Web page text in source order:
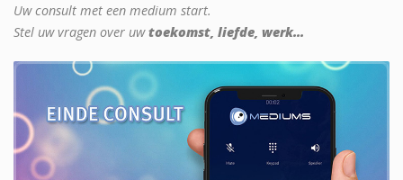
Uw consult met een medium start.
Stel uw vragen over uwtoekomst, liefde, werk...